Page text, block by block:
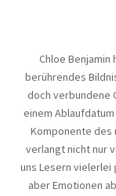
Chloe Benjamin
berührendes
doch verbundene
einem
Komponente
verlangt nicht nur
uns Lesern vielerlei
aber Emotionen